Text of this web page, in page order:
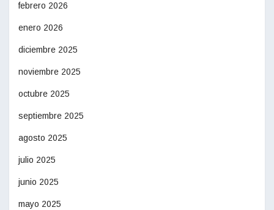
febrero 2026
enero 2026
diciembre 2025
noviembre 2025
octubre 2025
septiembre 2025
agosto 2025
julio 2025
junio 2025
mayo 2025